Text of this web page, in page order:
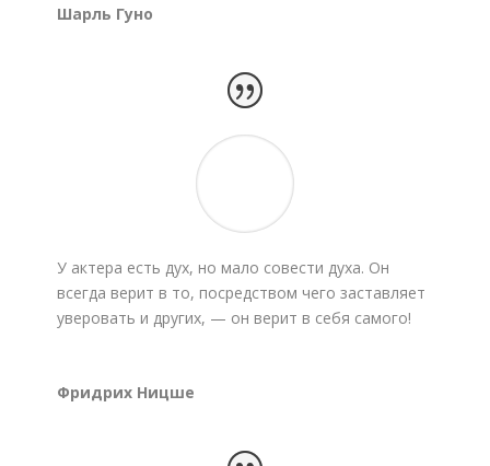
Шарль Гуно
У актера есть дух, но мало совести духа. Он
всегда верит в то, посредством чего заставляет
уверовать и других, — он верит в себя самого!
Фридрих Ницше